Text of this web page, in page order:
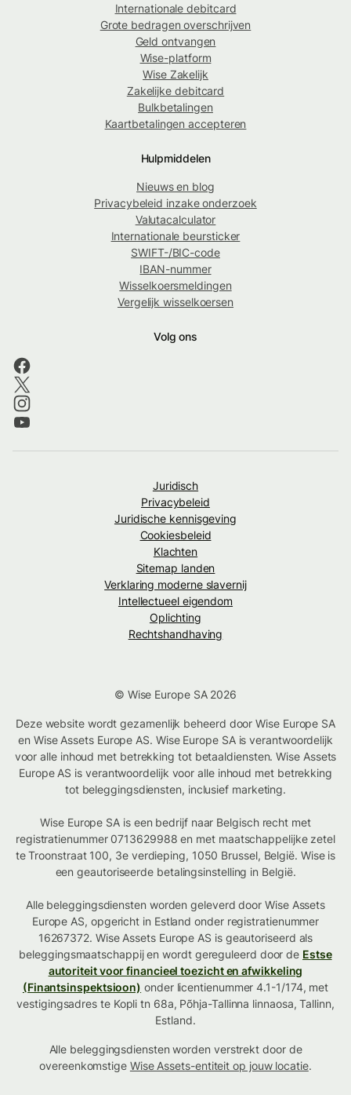
Internationale debitcard
Grote bedragen overschrijven
Geld ontvangen
Wise-platform
Wise Zakelijk
Zakelijke debitcard
Bulkbetalingen
Kaartbetalingen accepteren
Hulpmiddelen
Nieuws en blog
Privacybeleid inzake onderzoek
Valutacalculator
Internationale beursticker
SWIFT-/BIC-code
IBAN-nummer
Wisselkoersmeldingen
Vergelijk wisselkoersen
Volg ons
Juridisch
Privacybeleid
Juridische kennisgeving
Cookiesbeleid
Klachten
Sitemap landen
Verklaring moderne slavernij
Intellectueel eigendom
Oplichting
Rechtshandhaving
© Wise Europe SA 2026
Deze website wordt gezamenlijk beheerd door Wise Europe SA
en Wise Assets Europe AS. Wise Europe SA is verantwoordelijk
voor alle inhoud met betrekking tot betaaldiensten. Wise Assets
Europe AS is verantwoordelijk voor alle inhoud met betrekking
tot beleggingsdiensten, inclusief marketing.
Wise Europe SA is een bedrijf naar Belgisch recht met
registratienummer 0713629988 en met maatschappelijke zetel
te Troonstraat 100, 3e verdieping, 1050 Brussel, België. Wise is
een geautoriseerde betalingsinstelling in België.
Alle beleggingsdiensten worden geleverd door Wise Assets
Europe AS, opgericht in Estland onder registratienummer
16267372. Wise Assets Europe AS is geautoriseerd als
beleggingsmaatschappij en wordt gereguleerd door de Estse
autoriteit voor financieel toezicht en afwikkeling
(Finantsinspektsioon) onder licentienummer 4.1-1/174, met
vestigingsadres te Kopli tn 68a, Põhja-Tallinna linnaosa, Tallinn,
Estland.
Alle beleggingsdiensten worden verstrekt door de
overeenkomstige Wise Assets-entiteit op jouw locatie.